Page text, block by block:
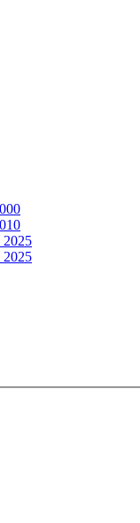
2025
2025